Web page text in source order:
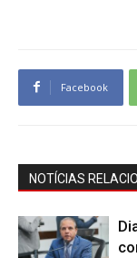
Facebook
NOTÍCIAS